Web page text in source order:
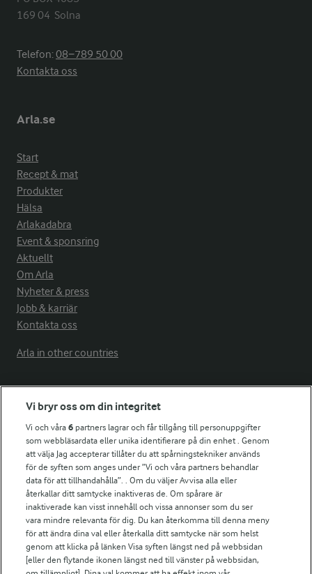
169 04  Solna
Telefon:08−789 50 00
Kontakta oss
Arla.se
Start
Recept & mat
Produkter
Hälsa
Arlakadabra
Event & sponsring
Aktuellt
Om Arla
Nyheter & press
Jobb & karriär
Kontakta oss
Arla in other countries
Fler Arlasajter
För ägare
Arlas kundportal
Arla.com
Falbygdens Ost
Arla webbshop
Bildbank
Vi bryr oss om din integritet
Vi och våra6 partners lagrar och får tillgång till personuppgifter
som webbläsardata eller unika identifierare på din enhet . Genom
att välja Jag accepterar tillåter du att spårningstekniker används
för de syften som anges under ”Vi och våra partners behandlar
data för att tillhandahålla”. . Om du väljer Avvisa alla eller
återkallar ditt samtycke inaktiveras de. Om spårare är
inaktiverade kan visst innehåll och vissa annonser som du ser
vara mindre relevanta för dig. Du kan återkomma till denna meny
för att ändra dina val eller återkalla ditt samtycke när som helst
genom att klicka på länken Visa syften längst ned på webbsidan
[eller den flytande ikonen längst ned till vänster på webbsidan,